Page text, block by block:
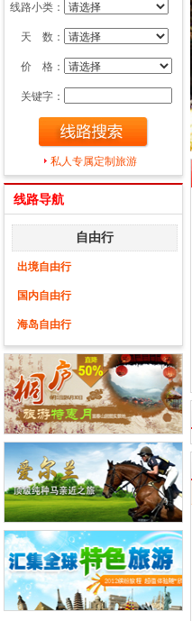
线路小类：
天 数：
价 格：
关键字：
私人专属定制旅游
线路导航
自由行
出境自由行
国内自由行
海岛自由行